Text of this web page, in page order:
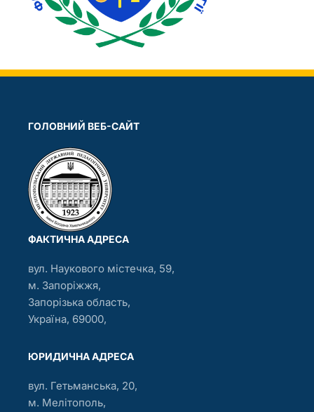
ГОЛОВНИЙ ВЕБ-САЙТ
ФАКТИЧНА АДРЕСА
вул. Наукового містечка, 59,
м. Запоріжжя,
Запорізька область,
Україна, 69000,
ЮРИДИЧНА АДРЕСА
вул. Гетьманська, 20,
м. Мелітополь,